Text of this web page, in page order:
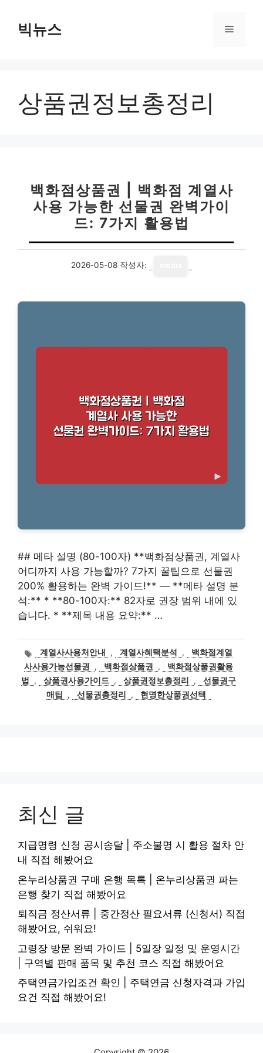
빅뉴스 메
상품권정보총정리
백화점상품권 | 백화점 계열사
사용 가능한 선물권 완벽가이
드: 7가지 활용법
2026-05-08 작성자:
## 메타 설명 (80-100자) **백화점상품권, 계열사
어디까지 사용 가능할까? 7가지 꿀팁으로 선물권
200% 활용하는 완벽 가이드!** — **메타 설명 분
석:** * **80-100자:** 82자로 권장 범위 내에 있
습니다. * **제목 내용 요약:** …
태
그
계열사사용처안내 , 계열사혜택분석 ,
백화점계열
사사용가능선물권
, 백화점상품권 ,
백화점상품권활용
법
, 상품권사용가이드 , 상품권정보총정리 ,
선물권구
매팁
, 선물권총정리 , 현명한상품권선택
최신 글
지급명령 신청 공시송달 | 주소불명 시 활용 절차 안
내 직접 해봤어요
온누리상품권 구매 은행 목록 | 온누리상품권 파는
은행 찾기 직접 해봤어요
퇴직금 정산서류 | 중간정산 필요서류 (신청서) 직접
해봤어요, 쉬워요!
고령장 방문 완벽 가이드 | 5일장 일정 및 운영시간
| 구역별 판매 품목 및 추천 코스 직접 해봤어요
주택연금가입조건 확인 | 주택연금 신청자격과 가입
요건 직접 해봤어요!